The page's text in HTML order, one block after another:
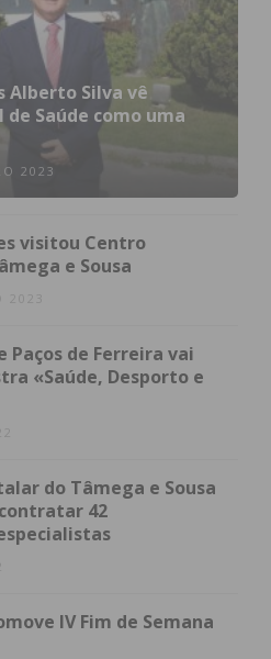
newsletter do
regular a informação
com os
Alberto Silva vê
de Saúde como uma
2023
visitou Centro
e Sousa
2023
Paços de Ferreira vai
«Saúde, Desporto e
do Tâmega e Sousa
42
IV Fim de Semana